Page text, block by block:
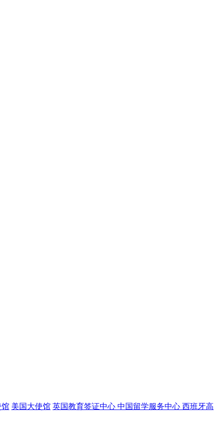
馆 美国大使馆 英国教育签证中心 中国留学服务中心 西班牙高